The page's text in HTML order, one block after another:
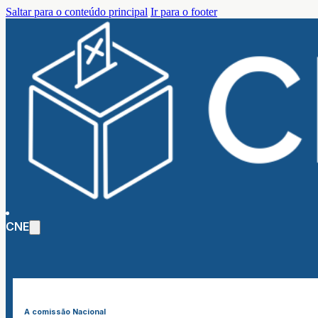
Saltar para o conteúdo principal Ir para o footer
CNE
A comissão Nacional